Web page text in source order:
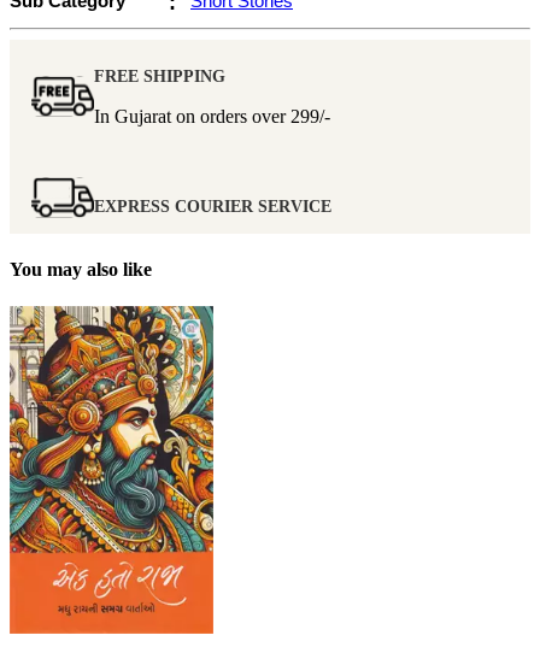
FREE SHIPPING
In Gujarat on orders over 299/-
EXPRESS COURIER SERVICE
You may also like